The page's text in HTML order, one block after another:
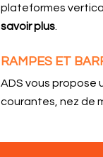
plateformes
savoir plus
RAMPES ET
ADS vous propose
courantes, nez de